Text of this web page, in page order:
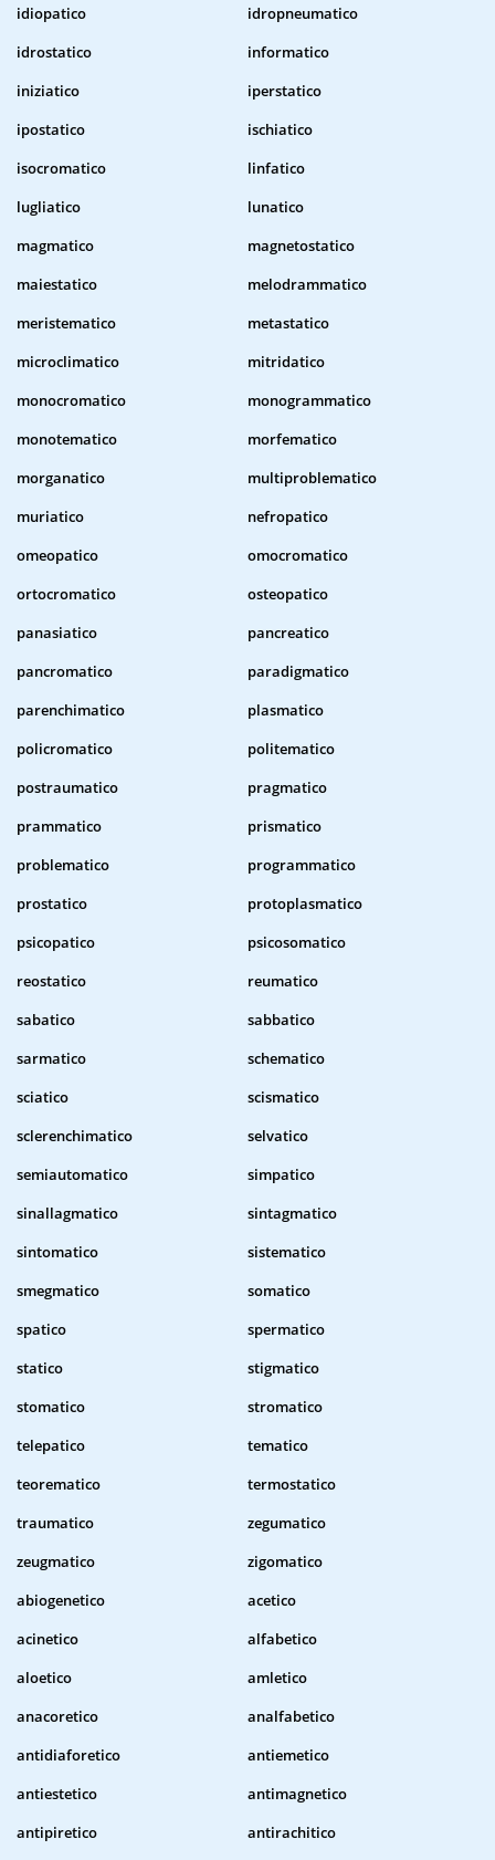
idiopatico
idropneumatico
idrostatico
informatico
iniziatico
iperstatico
ipostatico
ischiatico
isocromatico
linfatico
lugliatico
lunatico
magmatico
magnetostatico
maiestatico
melodrammatico
meristematico
metastatico
microclimatico
mitridatico
monocromatico
monogrammatico
monotematico
morfematico
morganatico
multiproblematico
muriatico
nefropatico
omeopatico
omocromatico
ortocromatico
osteopatico
panasiatico
pancreatico
pancromatico
paradigmatico
parenchimatico
plasmatico
policromatico
politematico
postraumatico
pragmatico
prammatico
prismatico
problematico
programmatico
prostatico
protoplasmatico
psicopatico
psicosomatico
reostatico
reumatico
sabatico
sabbatico
sarmatico
schematico
sciatico
scismatico
sclerenchimatico
selvatico
semiautomatico
simpatico
sinallagmatico
sintagmatico
sintomatico
sistematico
smegmatico
somatico
spatico
spermatico
statico
stigmatico
stomatico
stromatico
telepatico
tematico
teorematico
termostatico
traumatico
zegumatico
zeugmatico
zigomatico
abiogenetico
acetico
acinetico
alfabetico
aloetico
amletico
anacoretico
analfabetico
antidiaforetico
antiemetico
antiestetico
antimagnetico
antipiretico
antirachitico